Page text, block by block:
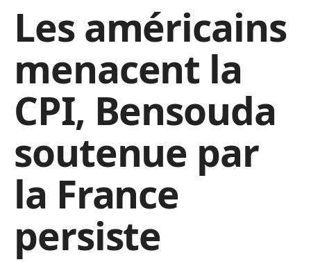
Les américains
menacent la
CPI, Bensouda
soutenue par
la France
persiste